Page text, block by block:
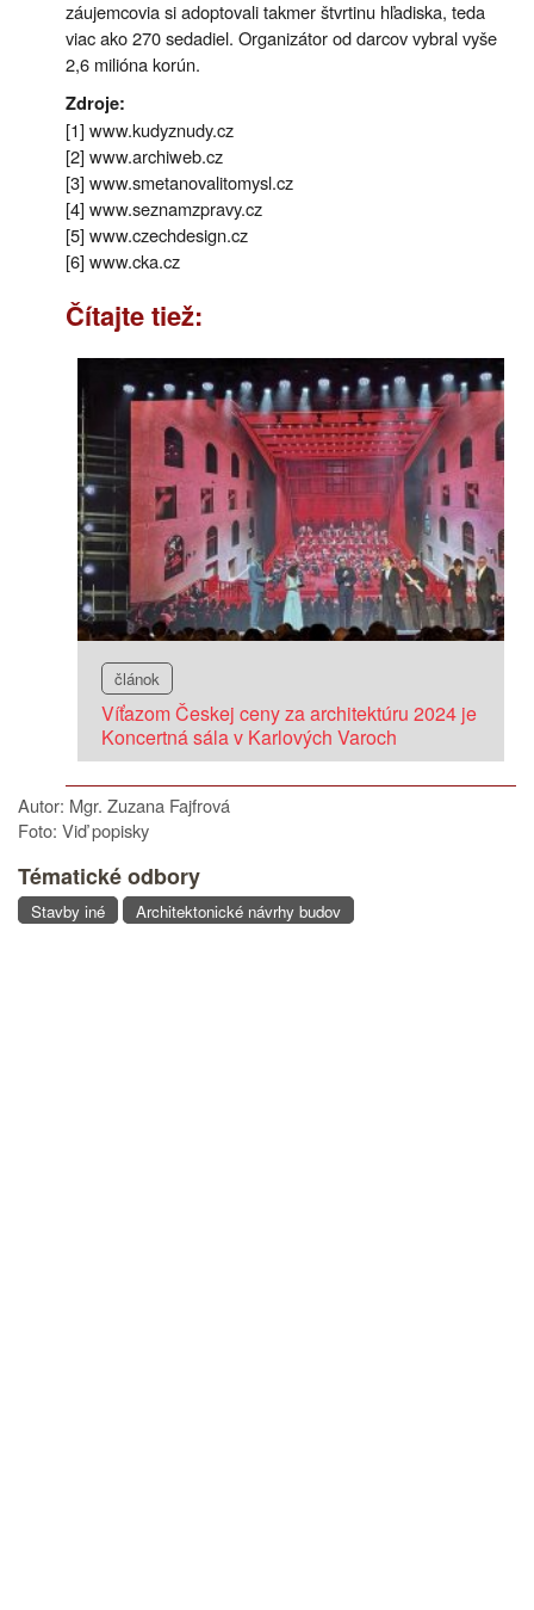
záujemcovia si adoptovali takmer štvrtinu hľadiska, teda
viac ako 270 sedadiel. Organizátor od darcov vybral vyše
2,6 milióna korún.
Zdroje:
[1] www.kudyznudy.cz
[2] www.archiweb.cz
[3] www.smetanovalitomysl.cz
[4] www.seznamzpravy.cz
[5] www.czechdesign.cz
[6] www.cka.cz
Čítajte tiež:
článok
Víťazom Českej ceny za architektúru 2024 je
Koncertná sála v Karlových Varoch
Autor: Mgr. Zuzana Fajfrová
Foto: Viď popisky
Tématické odbory
Stavby iné Architektonické návrhy budov